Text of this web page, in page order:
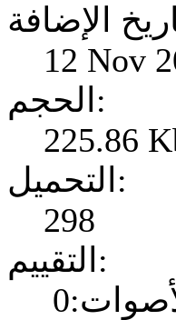
12 Nov
الحجم:
225.86
التحميل:
298
التقييم: